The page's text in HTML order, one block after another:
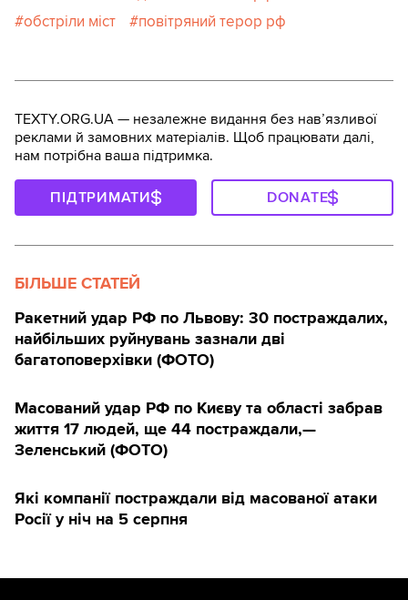
обстріли міст
повітряний терор рф
TEXTY.ORG.UA — незалежне видання без навʼязливої
реклами й замовних матеріалів. Щоб працювати далі,
нам потрібна ваша підтримка.
ПІДТРИМАТИ DONATE
БІЛЬШЕ СТАТЕЙ
Ракетний удар РФ по Львову: 30 постраждалих,
найбільших руйнувань зазнали дві
багатоповерхівки (ФОТО)
Масований удар РФ по Києву та області забрав
життя 17 людей, ще 44 постраждали,—
Зеленський (ФОТО)
Які компанії постраждали від масованої атаки
Росії у ніч на 5 серпня